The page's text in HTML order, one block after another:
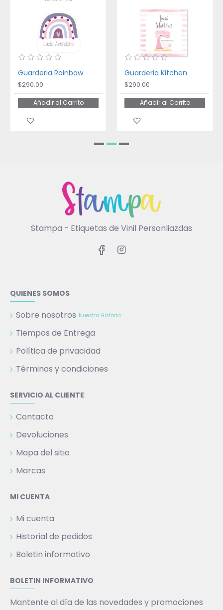
Guarderia Rainbow
$290.00
Añadir al Carrito
Guarderia Kitchen
$290.00
Añadir al Carrito
Stampa - Etiquetas de Vinil Personliazdas
QUIENES SOMOS
Sobre nosotros Nuestra Historia
Tiempos de Entrega
Política de privacidad
Términos y condiciones
SERVICIO AL CLIENTE
Contacto
Devoluciones
Mapa del sitio
Marcas
MI CUENTA
Mi cuenta
Historial de pedidos
Boletin informativo
BOLETIN INFORMATIVO
Mantente al día de las novedades y promociones